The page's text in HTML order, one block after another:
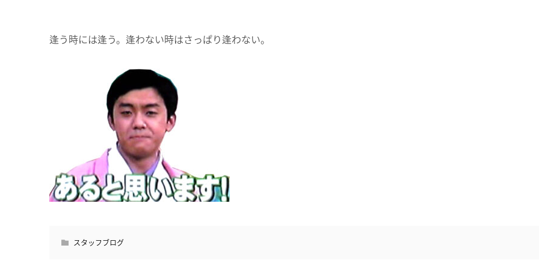
逢う時には逢う。逢わない時はさっぱり逢わない。
スタッフブログ